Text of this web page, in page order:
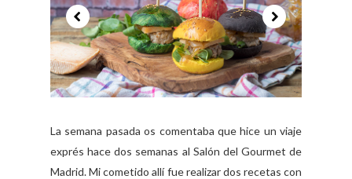
La semana pasada os comentaba que hice un viaje
exprés hace dos semanas al Salón del Gourmet de
Madrid. Mi cometido allí fue realizar dos recetas con